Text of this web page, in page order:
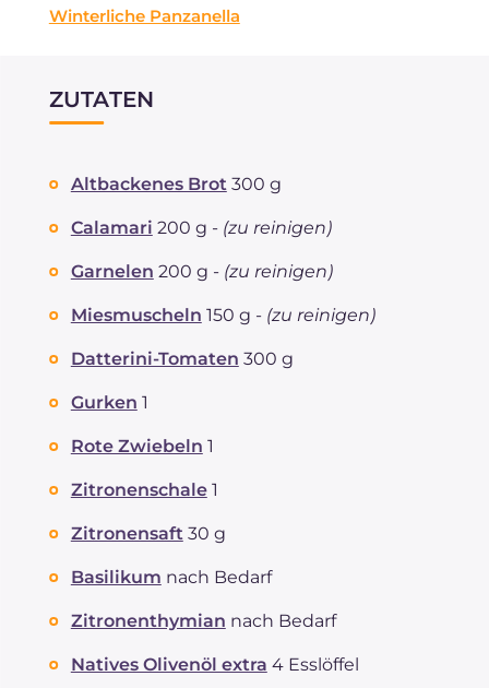
Winterliche Panzanella
ZUTATEN
Altbackenes Brot 300 g
Calamari 200 g - (zu reinigen)
Garnelen 200 g - (zu reinigen)
Miesmuscheln 150 g - (zu reinigen)
Datterini-Tomaten 300 g
Gurken 1
Rote Zwiebeln 1
Zitronenschale 1
Zitronensaft 30 g
Basilikum nach Bedarf
Zitronenthymian nach Bedarf
Natives Olivenöl extra 4 Esslöffel